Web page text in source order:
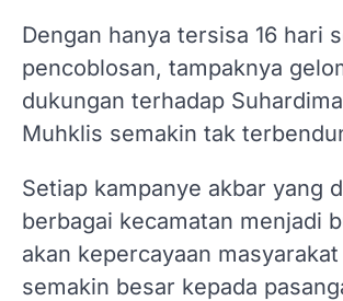
Dengan hanya tersisa 16 hari
pencoblosan, tampaknya
dukungan terhadap
Muhklis semakin tak
Setiap kampanye akbar yang
berbagai kecamatan menjadi
akan kepercayaan
semakin besar kepada